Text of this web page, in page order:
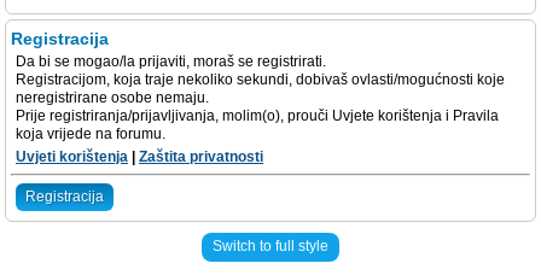
Registracija
Da bi se mogao/la prijaviti, moraš se registrirati.
Registracijom, koja traje nekoliko sekundi, dobivaš ovlasti/mogućnosti koje
neregistrirane osobe nemaju.
Prije registriranja/prijavljivanja, molim(o), prouči Uvjete korištenja i Pravila
koja vrijede na forumu.
Uvjeti korištenja
Zaštita privatnosti
Registracija
Switch to full style